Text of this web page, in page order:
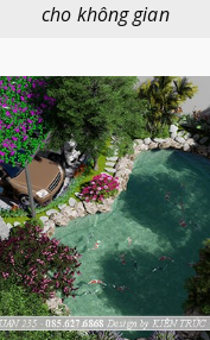
cho không gian